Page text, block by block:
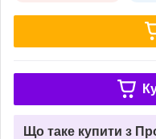
Що таке купити з